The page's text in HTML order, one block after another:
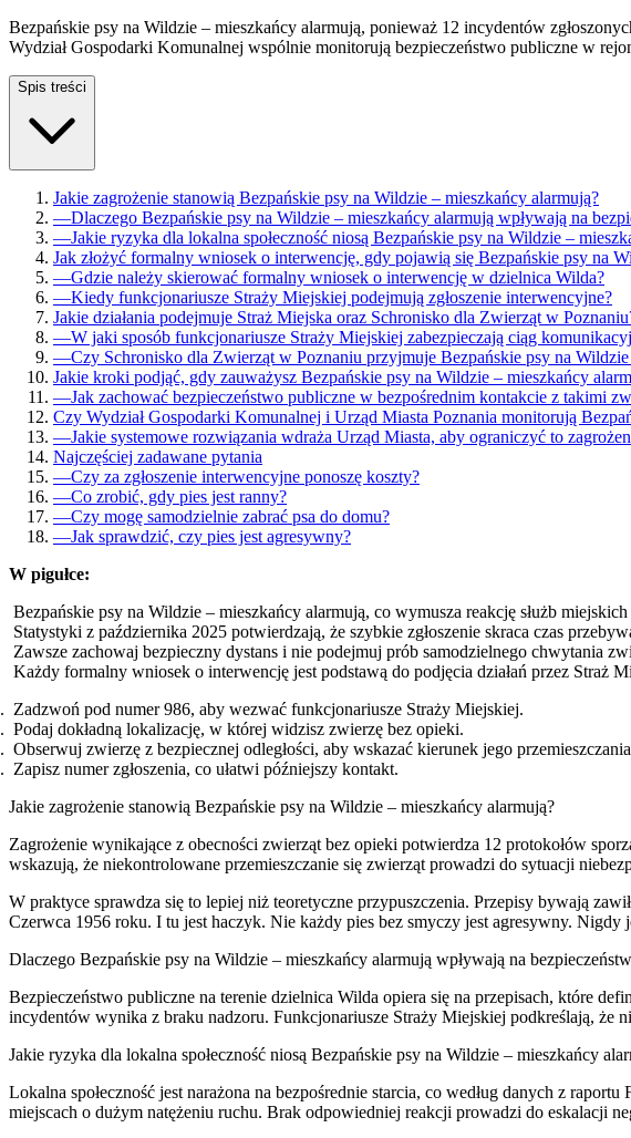
Bezpańskie psy na Wildzie – mieszkańcy alarmują, ponieważ 12 incydentów
Wydział Gospodarki Komunalnej wspólnie monitorują bezpieczeństwo publiczne w
Spis treści
Jakie zagrożenie stanowią Bezpańskie psy na Wildzie – mieszkańcy alarmują?
—Dlaczego Bezpańskie psy na Wildzie – mieszkańcy alarmują wpływają na
—Jakie ryzyka dla lokalna społeczność niosą Bezpańskie psy na Wildzie –
Jak złożyć formalny wniosek o interwencję, gdy pojawią się Bezpańskie psy na
—Gdzie należy skierować formalny wniosek o interwencję w dzielnica Wilda?
—Kiedy funkcjonariusze Straży Miejskiej podejmują zgłoszenie interwencyjne?
Jakie działania podejmuje Straż Miejska oraz Schronisko dla Zwierząt w
—W jaki sposób funkcjonariusze Straży Miejskiej zabezpieczają ciąg
—Czy Schronisko dla Zwierząt w Poznaniu przyjmuje Bezpańskie psy na
Jakie kroki podjąć, gdy zauważysz Bezpańskie psy na Wildzie – mieszkańcy
—Jak zachować bezpieczeństwo publiczne w bezpośrednim kontakcie z takimi
Czy Wydział Gospodarki Komunalnej i Urząd Miasta Poznania monitorują
—Jakie systemowe rozwiązania wdraża Urząd Miasta, aby ograniczyć to
Najczęściej zadawane pytania
—Czy za zgłoszenie interwencyjne ponoszę koszty?
—Co zrobić, gdy pies jest ranny?
—Czy mogę samodzielnie zabrać psa do domu?
—Jak sprawdzić, czy pies jest agresywny?
W pigułce:
Bezpańskie psy na Wildzie – mieszkańcy alarmują, co wymusza reakcję służb
Statystyki z października 2025 potwierdzają, że szybkie zgłoszenie skraca czas
Zawsze zachowaj bezpieczny dystans i nie podejmuj prób samodzielnego chwytania
Każdy formalny wniosek o interwencję jest podstawą do podjęcia działań przez Straż
Zadzwoń pod numer 986, aby wezwać funkcjonariusze Straży Miejskiej.
Podaj dokładną lokalizację, w której widzisz zwierzę bez opieki.
Obserwuj zwierzę z bezpiecznej odległości, aby wskazać kierunek jego
Zapisz numer zgłoszenia, co ułatwi późniejszy kontakt.
Jakie zagrożenie stanowią Bezpańskie psy na Wildzie – mieszkańcy alarmują?
Zagrożenie wynikające z obecności zwierząt bez opieki potwierdza 12 protokołów
wskazują, że niekontrolowane przemieszczanie się zwierząt prowadzi do sytuacji
W praktyce sprawdza się to lepiej niż teoretyczne przypuszczenia. Przepisy bywają
Czerwca 1956 roku. I tu jest haczyk. Nie każdy pies bez smyczy jest agresywny.
Dlaczego Bezpańskie psy na Wildzie – mieszkańcy alarmują wpływają na
Bezpieczeństwo publiczne na terenie dzielnica Wilda opiera się na przepisach, które
incydentów wynika z braku nadzoru. Funkcjonariusze Straży Miejskiej podkreślają, że
Jakie ryzyka dla lokalna społeczność niosą Bezpańskie psy na Wildzie – mieszkańcy
Lokalna społeczność jest narażona na bezpośrednie starcia, co według danych z
miejscach o dużym natężeniu ruchu. Brak odpowiedniej reakcji prowadzi do eskalacji